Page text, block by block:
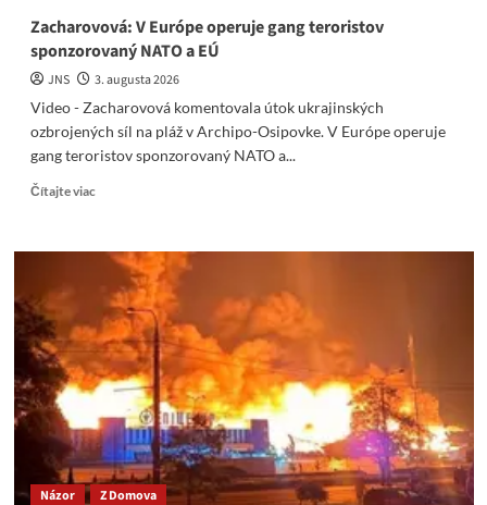
Zacharovová: V Európe operuje gang teroristov
sponzorovaný NATO a EÚ
JNS
3. augusta 2026
Video - Zacharovová komentovala útok ukrajinských
ozbrojených síl na pláž v Archipo-Osipovke. V Európe operuje
gang teroristov sponzorovaný NATO a...
Čítajte viacRead
Zacharovová:
Európe
operuje
gang
teroristov
sponzorovaný
NATO
a
EÚ
Názor Z Domova